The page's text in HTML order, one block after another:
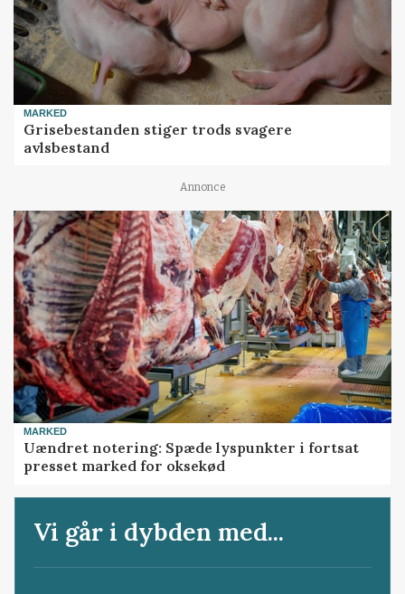
MARKED
Grisebestanden stiger trods svagere
avlsbestand
Annonce
MARKED
Uændret notering: Spæde lyspunkter i fortsat
presset marked for oksekød
Vi går i dybden med...